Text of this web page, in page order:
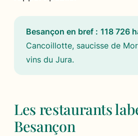
Besançon en bref : 118 726
Cancoillotte, saucisse de
vins du Jura.
Les restaurants
Besançon